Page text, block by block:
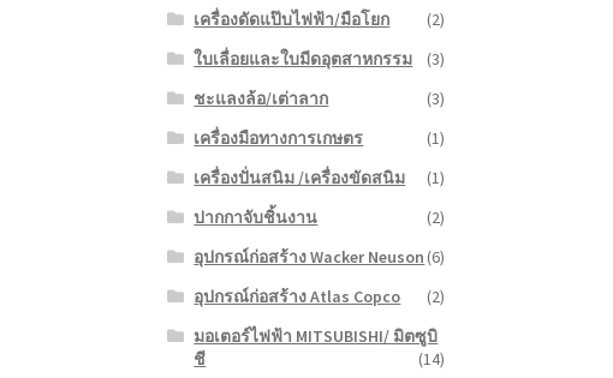
เครื่องดัดแป๊บไฟฟ้า/มือโยก
(2)
ใบเลื่อยและใบมีดอุตสาหกรรม
(3)
ชะแลงล้อ/เต่าลาก
(3)
เครื่องมือทางการเกษตร
(1)
เครื่องปั่นสนิม /เครื่องขัดสนิม
(1)
ปากกาจับชิ้นงาน
(2)
อุปกรณ์ก่อสร้าง Wacker Neuson (6)
อุปกรณ์ก่อสร้าง Atlas Copco
(2)
มอเตอร์ไฟฟ้า MITSUBISHI/ มิตซูบิ
ชี
(14)